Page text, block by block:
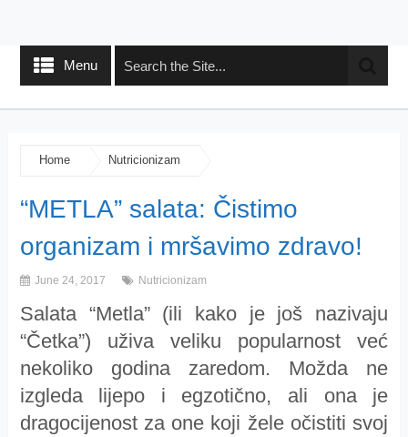
Menu
Home Nutricionizam
“METLA” salata: Čistimo
organizam i mršavimo zdravo!
June 24, 2017 Nutricionizam
Salata “Metla” (ili kako je još nazivaju
“Četka”) uživa veliku popularnost već
nekoliko godina zaredom. Možda ne
izgleda lijepo i egzotično, ali ona je
dragocijenost za one koji žele očistiti svoj